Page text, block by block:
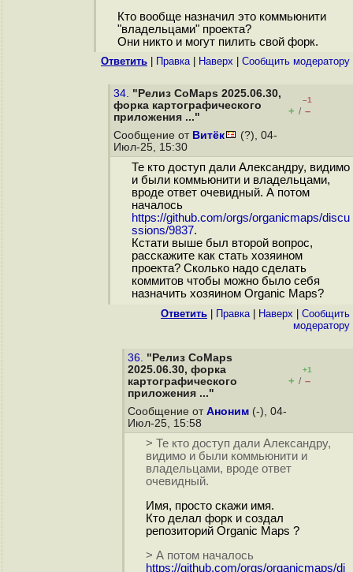
Кто вообще назначил это коммьюнити
"владельцами" проекта?
Они никто и могут пилить свой форк.
Ответить Правка| Наверх Cообщить модератору
34. "Релиз CoMaps 2025.06.30,
форка картографического
приложения ..."
–1
+ / –
Сообщение от Витёк
(?), 04-
Июл-25, 15:30
Те кто доступ дали Александру, видимо
и были коммьюнити и владельцами,
вроде ответ очевидный. А потом
началось
https://github.com/orgs/organicmaps/discu
ssions/9837.
Кстати выше был второй вопрос,
расскажите как стать хозяином
проекта? Сколько надо сделать
коммитов чтобы можно было себя
назначить хозяином Organic Maps?
Ответить Правка| Наверх
Cообщить
модератору
36. "Релиз CoMaps
2025.06.30, форка
картографического
приложения ..."
+1
+ / –
Сообщение от Аноним (-), 04-
Июл-25, 15:58
> Те кто доступ дали Александру,
видимо и были коммьюнити и
владельцами, вроде ответ
очевидный.
Имя, просто скажи имя.
Кто делал форк и создал
репозиторий Organic Maps ?
> А потом началось
https://github.com/orgs/organicmaps/di